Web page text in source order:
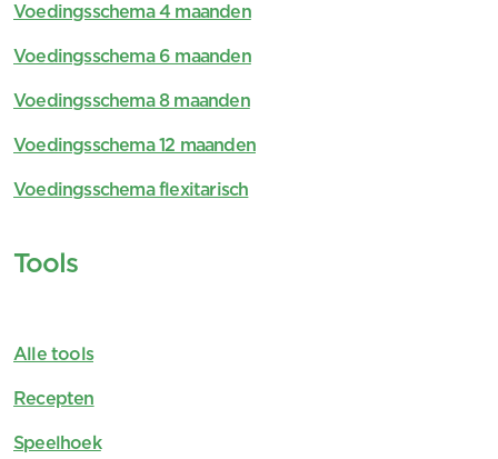
Voedingsschema 4 maanden
Voedingsschema 6 maanden
Voedingsschema 8 maanden
Voedingsschema 12 maanden
Voedingsschema flexitarisch
Tools
Alle tools
Recepten
Speelhoek